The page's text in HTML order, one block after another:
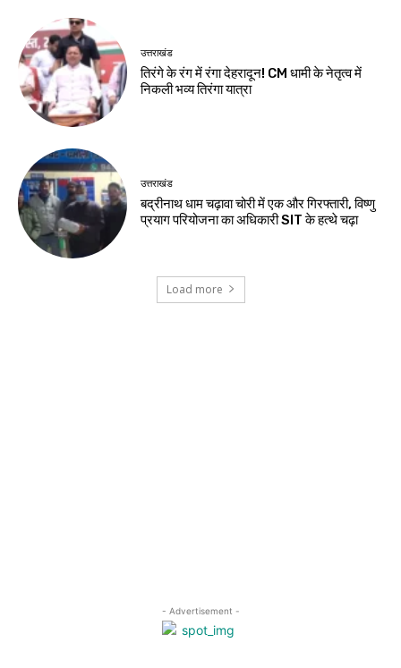
उत्तराखंड
तिरंगे के रंग में रंगा देहरादून! CM धामी के नेतृत्व में
निकली भव्य तिरंगा यात्रा
उत्तराखंड
बद्रीनाथ धाम चढ़ावा चोरी में एक और गिरफ्तारी, विष्णु
प्रयाग परियोजना का अधिकारी SIT के हत्थे चढ़ा
Load more
- Advertisement -